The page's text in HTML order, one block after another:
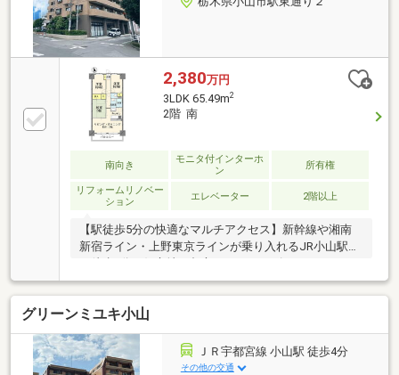
2,380万円
3LDK 65.49m2
2階 南
南向き
モニタ付インターホ
ン
所有権
リフォームリノベー
ション
エレベーター 2階以上
【駅徒歩5分の快適なマルチアクセス】新幹線や湘南
新宿ライン・上野東京ラインが乗り入れるJR小山駅か
魅力です。【南向き・2022年リフォーム済みの快適住
空間】住戸は陽当り良好な南向きの2階部分。2022年9
月にキッチンや浴室、トイレなどの水回り設備を交換
し、壁や床のクロスも貼り替え済みで綺麗な内装で
す。【充実した生活環境と共用設備】会話が弾むオー
プン対面式キッチンや、24時間荷物を受け取れる宅配
グリーンミユキ小山
ＪＲ宇都宮線 小山駅 徒歩4分
その他の交通